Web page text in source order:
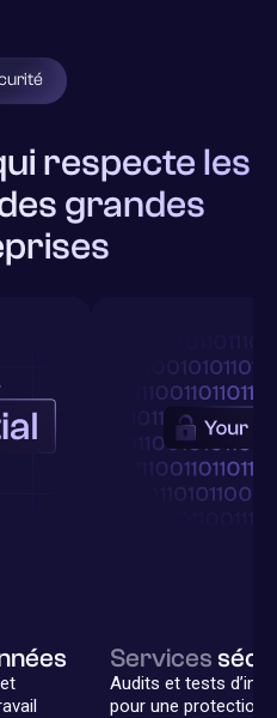
respecte les
grandes
Services
Audits et tests
pour une protection